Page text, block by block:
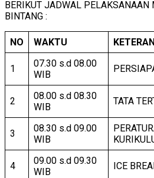
BERIKUT JADWAL
BINTANG :
NO WAKTU
1
07.30 s.d 08.00
WIB
2
08.00 s.d 08.30
WIB
TATA
3
08.30 s.d 09.00
WIB
4
09.00 s.d 09.30
WIB
ICE